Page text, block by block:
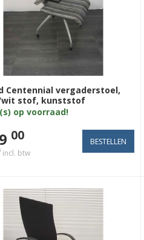
Centennial vergaderstoel,
stof, kunststof
armlegger, zilvergrijs
4poot
op voorraad!
00
incl. btw